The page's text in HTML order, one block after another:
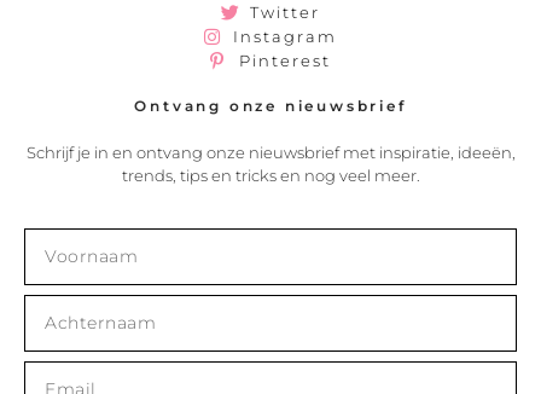
Twitter
Instagram
Pinterest
Ontvang onze nieuwsbrief
Schrijf je in en ontvang onze nieuwsbrief met inspiratie, ideeën,
trends, tips en tricks en nog veel meer.